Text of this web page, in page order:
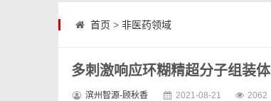
首页 > 非医药领域
多刺激响应环糊精超分子组装体
滨州智源-顾秋香 2021-08-21 2062